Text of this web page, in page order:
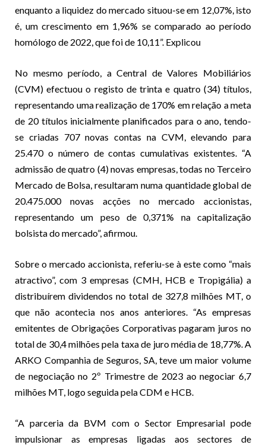
enquanto a liquidez do mercado situou-se em 12,07%, isto
é, um crescimento em 1,96% se comparado ao período
homólogo de 2022, que foi de 10,11”. Explicou
No mesmo período, a Central de Valores Mobiliários
(CVM) efectuou o registo de trinta e quatro (34) títulos,
representando uma realização de 170% em relação a meta
de 20 títulos inicialmente planificados para o ano, tendo-
se criadas 707 novas contas na CVM, elevando para
25.470 o número de contas cumulativas existentes. “A
admissão de quatro (4) novas empresas, todas no Terceiro
Mercado de Bolsa, resultaram numa quantidade global de
20.475.000 novas acções no mercado accionistas,
representando um peso de 0,371% na capitalização
bolsista do mercado”, afirmou.
Sobre o mercado accionista, referiu-se à este como “mais
atractivo”, com 3 empresas (CMH, HCB e Tropigália) a
distribuírem dividendos no total de 327,8 milhões MT, o
que não acontecia nos anos anteriores. “As empresas
emitentes de Obrigações Corporativas pagaram juros no
total de 30,4 milhões pela taxa de juro média de 18,77%. A
ARKO Companhia de Seguros, SA, teve um maior volume
de negociação no 2º Trimestre de 2023 ao negociar 6,7
milhões MT, logo seguida pela CDM e HCB.
“A parceria da BVM com o Sector Empresarial pode
impulsionar as empresas ligadas aos sectores de